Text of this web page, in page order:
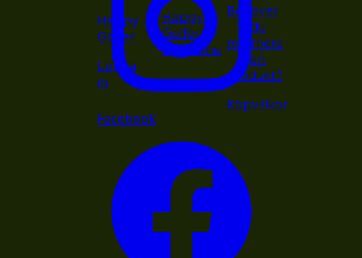
Happy
Golfer
Logga
in
Happy
Golfer
Magazine
Behöver
du
returnera
en
produkt?
Köpvillkor
Facebook